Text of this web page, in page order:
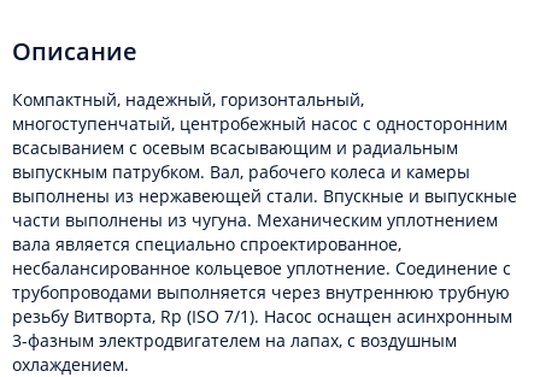
Описание
Компактный, надежный, горизонтальный,
многоступенчатый, центробежный насос с односторонним
всасыванием с осевым всасывающим и радиальным
выпускным патрубком. Вал, рабочего колеса и камеры
выполнены из нержавеющей стали. Впускные и выпускные
части выполнены из чугуна. Механическим уплотнением
вала является специально спроектированное,
несбалансированное кольцевое уплотнение. Соединение с
трубопроводами выполняется через внутреннюю трубную
резьбу Витворта, Rp (ISO 7/1). Насос оснащен асинхронным
3-фазным электродвигателем на лапах, с воздушным
охлаждением.